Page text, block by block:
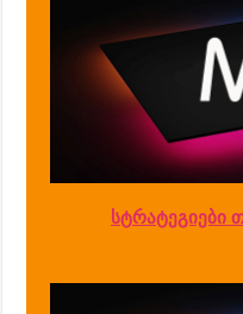
სტრატეგიები